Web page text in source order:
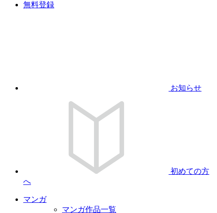
無料登録
お知らせ
初めての方
へ
マンガ
マンガ作品一覧